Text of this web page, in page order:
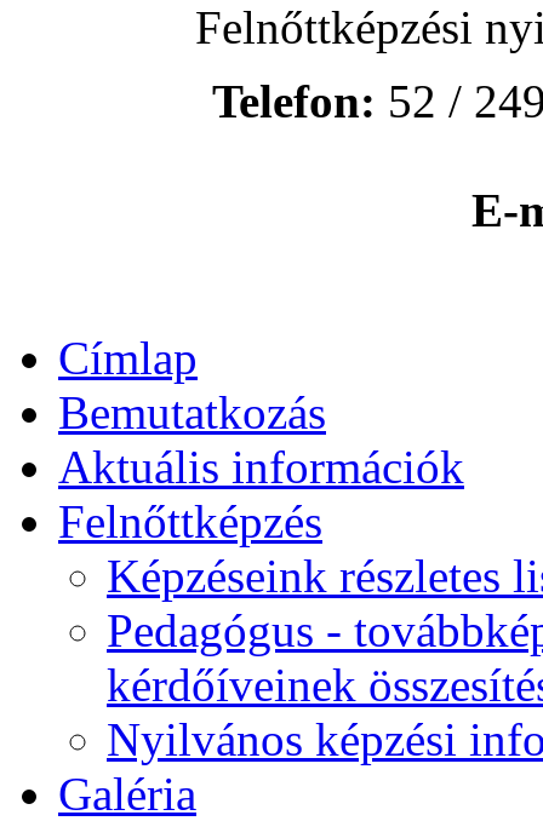
Felnőttképzési
Telefon: 52 /
E-
Címlap
Bemutatkozás
Aktuális információk
Felnőttképzés
Képzéseink részletes
Pedagógus -
kérdőíveinek
Nyilvános képzési
Galéria